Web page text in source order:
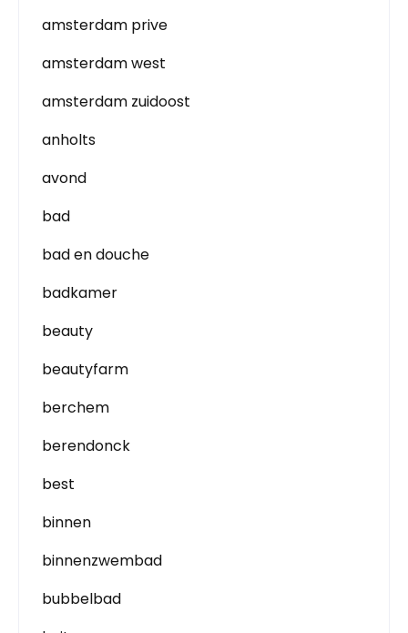
amsterdam prive
amsterdam west
amsterdam zuidoost
anholts
avond
bad
bad en douche
badkamer
beauty
beautyfarm
berchem
berendonck
best
binnen
binnenzwembad
bubbelbad